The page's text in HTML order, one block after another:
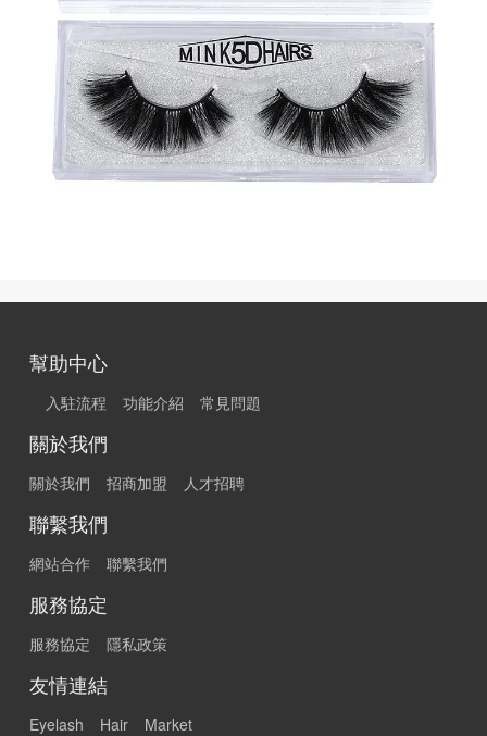
幫助中心
入駐流程 功能介紹 常見問題
關於我們
關於我們 招商加盟 人才招聘
聯繫我們
網站合作 聯繫我們
服務協定
服務協定 隱私政策
友情連結
Eyelash Hair Market